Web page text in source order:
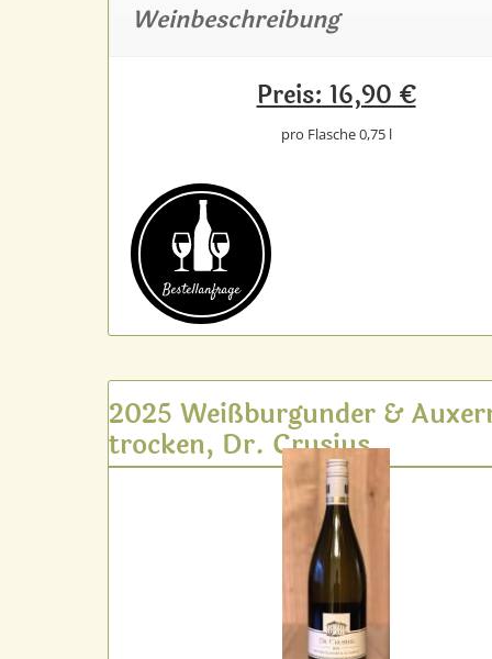
Weinbeschreibung
Preis: 16,90 €
pro Flasche 0,75 l
Bestell­anfrage
2025 Weißburgunder &
trocken, Dr. Crusius